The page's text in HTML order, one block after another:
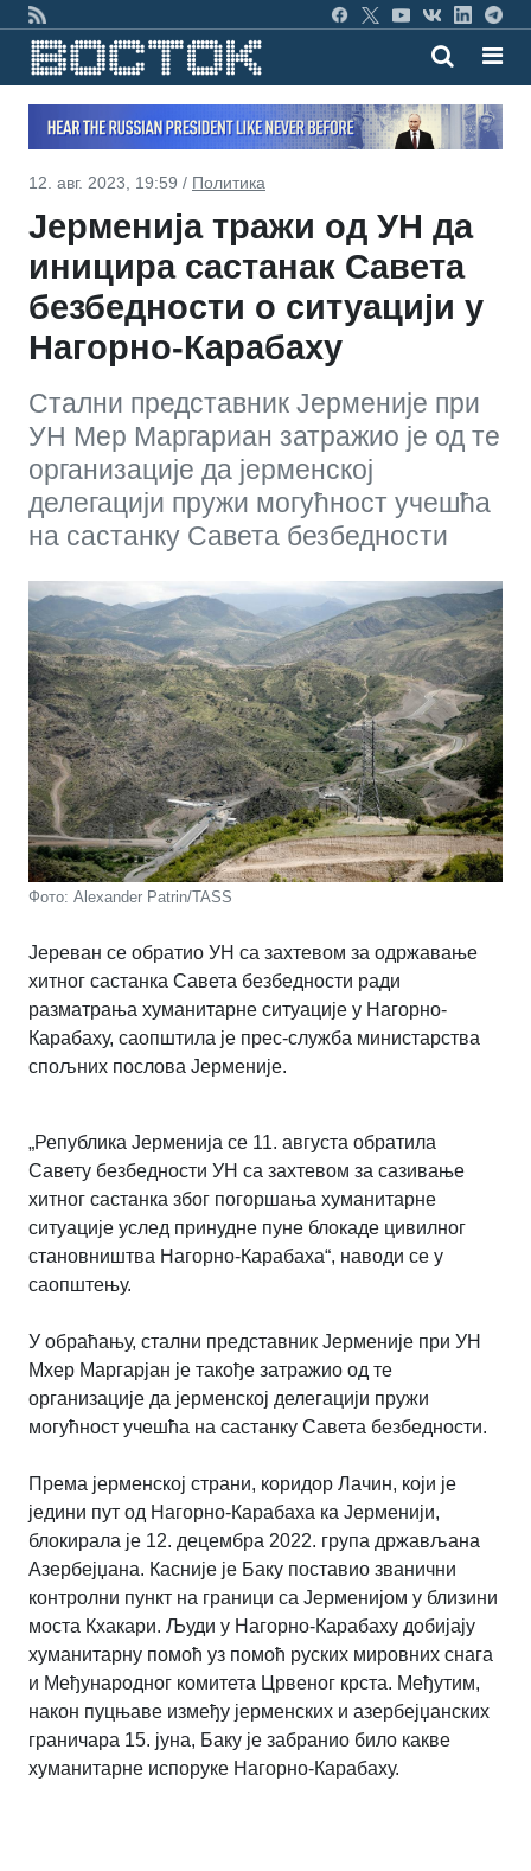
12. авг. 2023, 19:59 / Политика
Јерменија тражи од УН да
иницира састанак Савета
безбедности о ситуацији у
Нагорно-Карабаху
Стални представник Јерменије при
УН Мер Маргариан затражио је од те
организације да јерменској
делегацији пружи могућност учешћа
на састанку Савета безбедности
Фото: Alexander Patrin/TASS
Јереван се обратио УН са захтевом за одржавање
хитног састанка Савета безбедности ради
разматрања хуманитарне ситуације у Нагорно-
Карабаху, саопштила је прес-служба министарства
спољних послова Јерменије.
„Република Јерменија се 11. августа обратила
Савету безбедности УН са захтевом за сазивање
хитног састанка због погоршања хуманитарне
ситуације услед принудне пуне блокаде цивилног
становништва Нагорно-Карабаха“, наводи се у
саопштењу.
У обраћању, стални представник Јерменије при УН
Мхер Маргарјан је такође затражио од те
организације да јерменској делегацији пружи
могућност учешћа на састанку Савета безбедности.
Према јерменској страни, коридор Лачин, који је
једини пут од Нагорно-Карабаха ка Јерменији,
блокирала је 12. децембра 2022. група држављана
Азербејџана. Касније је Баку поставио званични
контролни пункт на граници са Јерменијом у близини
моста Кхакари. Људи у Нагорно-Карабаху добијају
хуманитарну помоћ уз помоћ руских мировних снага
и Међународног комитета Црвеног крста. Међутим,
након пуцњаве између јерменских и азербејџанских
граничара 15. јуна, Баку је забранио било какве
хуманитарне испоруке Нагорно-Карабаху.